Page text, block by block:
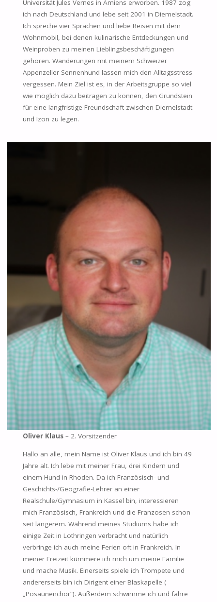
Universität Jules Vernes in Amiens erworben. 1987 zog
ich nach Deutschland und lebe seit 2001 in Diemelstadt.
Ich spreche vier Sprachen und liebe Reisen mit dem
Wohnmobil, bei denen kulinarische Entdeckungen und
Weinproben zu meinen Lieblingsbeschäftigungen
gehören. Wanderungen mit meinem Schweizer
Appenzeller Sennenhund lassen mich den Alltagsstress
vergessen. Mein Ziel ist es, in der Arbeitsgruppe so viel
wie möglich dazu beitragen zu können, den Grundstein
für eine langfristige Freundschaft zwischen Diemelstadt
und Izon zu legen.
Oliver Klaus – 2. Vorsitzender
Hallo an alle, mein Name ist Oliver Klaus und ich bin 49
Jahre alt. Ich lebe mit meiner Frau, drei Kindern und
einem Hund in Rhoden. Da ich Französisch- und
Geschichts-/Geografie-Lehrer an einer
Realschule/Gymnasium in Kassel bin, interessieren
mich Französisch, Frankreich und die Franzosen schon
seit längerem. Während meines Studiums habe ich
einige Zeit in Lothringen verbracht und natürlich
verbringe ich auch meine Ferien oft in Frankreich. In
meiner Freizeit kümmere ich mich um meine Familie
und mache Musik. Einerseits spiele ich Trompete und
andererseits bin ich Dirigent einer Blaskapelle (
„Posaunenchor“). Außerdem schwimme ich und fahre